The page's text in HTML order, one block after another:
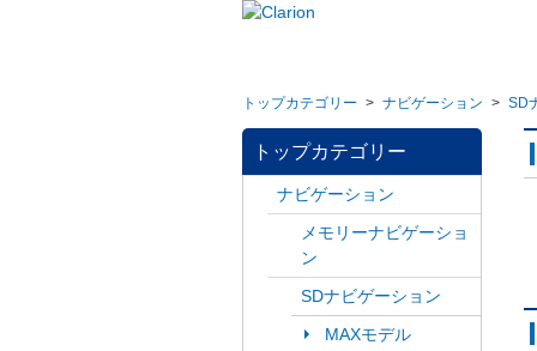
トップカテゴリー > ナビゲーション > SD
トップカテゴリー
ナビゲーション
メモリーナビゲーショ
ン
SDナビゲーション
MAXモデル